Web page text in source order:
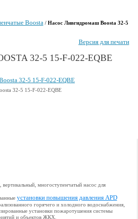
Boosta / Насос Ливгидромаш Boosta 32-5
Версия для печати
32-5 15-F-022-EQBE
32-5 15-F-022-EQBE
, вертикальный, многоступенчатый насос для
установки повышения давления APD
горячего и холодного водоснабжения,
установки пожаротушения системы
и объектов ЖКХ.